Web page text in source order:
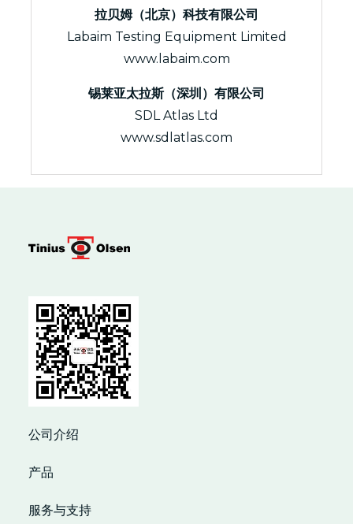
拉贝姆（北京）科技有限公司
Labaim Testing Equipment Limited
www.labaim.com
锡莱亚太拉斯（深圳）有限公司
SDL Atlas Ltd
www.sdlatlas.com
公司介绍
产品
服务与支持